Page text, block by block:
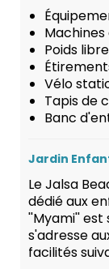
Poids
Vélo
Tapis de
Banc
Jardin
Le Jalsa
dédié aux
''Myami'' est
s'adresse
facilités